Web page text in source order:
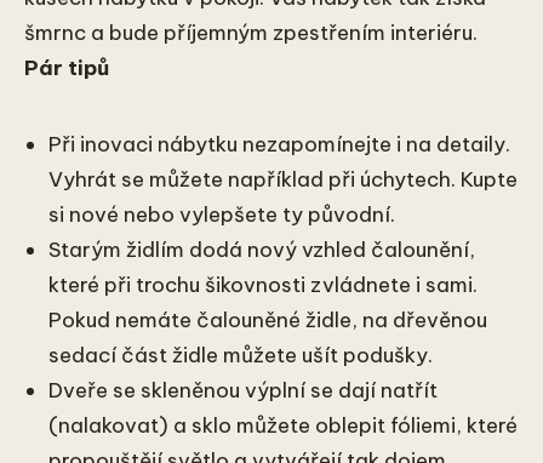
šmrnc a bude příjemným zpestřením interiéru.
Pár tipů
Při inovaci nábytku nezapomínejte i na detaily.
Vyhrát se můžete například při úchytech. Kupte
si nové nebo vylepšete ty původní.
Starým židlím dodá nový vzhled čalounění,
které při trochu šikovnosti zvládnete i sami.
Pokud nemáte čalouněné židle, na dřevěnou
sedací část židle můžete ušít podušky.
Dveře se skleněnou výplní se dají natřít
(nalakovat) a sklo můžete oblepit fóliemi, které